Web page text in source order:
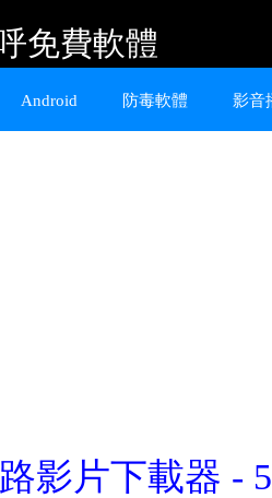
About Contact
免費軟體
、iOS 好用的手機應用程式及
Android 防毒軟體 影音
影片下載器 -